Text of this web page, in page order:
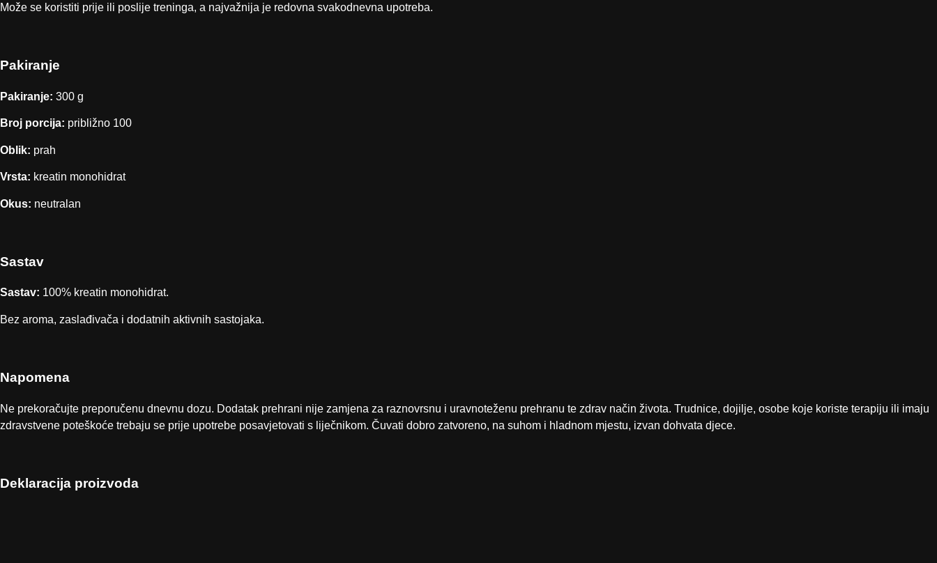
Može se koristiti prije ili poslije treninga, a najvažnija je redovna svakodnevna upotreba.
Pakiranje
Pakiranje: 300 g
Broj porcija: približno 100
Oblik: prah
Vrsta: kreatin monohidrat
Okus: neutralan
Sastav
Sastav: 100% kreatin monohidrat.
Bez aroma, zaslađivača i dodatnih aktivnih sastojaka.
Napomena
Ne prekoračujte preporučenu dnevnu dozu. Dodatak prehrani nije zamjena za raznovrsnu i uravnoteženu prehranu te zdrav način života. Trudnice, dojilje, osobe koje koriste terapiju ili imaju
zdravstvene poteškoće trebaju se prije upotrebe posavjetovati s liječnikom. Čuvati dobro zatvoreno, na suhom i hladnom mjestu, izvan dohvata djece.
Deklaracija proizvoda